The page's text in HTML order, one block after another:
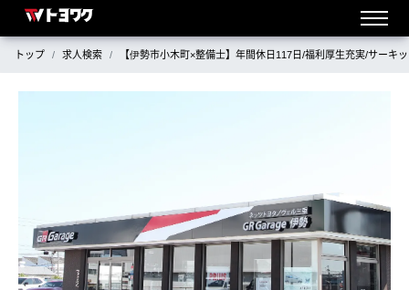
トップ 求人検索 【伊勢市小木町×整備士】年間休日117日/福利厚生充実/サーキ